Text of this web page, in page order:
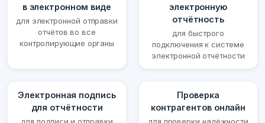
в электронном виде
для электронной отправки
отчётов во все
контролирующие органы
электронную
отчётность
для быстрого
подключения к системе
электронной отчётности
Электронная подпись
для отчётности
Проверка
контрагентов онлайн